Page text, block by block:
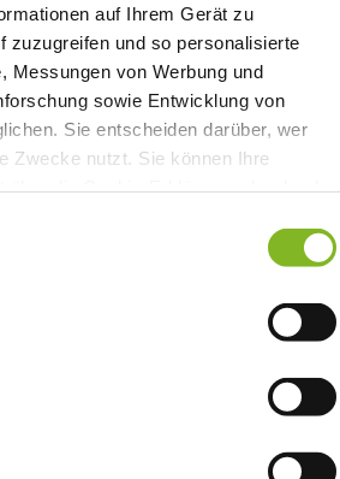
auf Ihrem Gerät zu
zuzugreifen und so personalisierte
Messungen von Werbung und
sowie Entwicklung von
Sie entscheiden darüber, wer
Zwecke nutzt. Sie können Ihre
über Ihre geografische Lage erfassen,
aktives Scannen nach bestimmten
legen Sie Ihre Präferenzen im
oder konkrete Frage: